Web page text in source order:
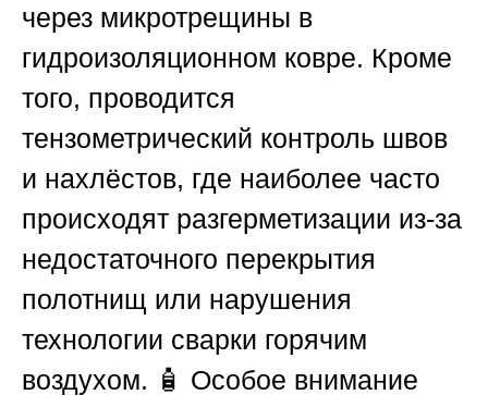
через микротрещины в
гидроизоляционном ковре. Кроме
того, проводится
тензометрический контроль швов
и нахлёстов, где наиболее часто
происходят разгерметизации из-за
недостаточного перекрытия
полотнищ или нарушения
технологии сварки горячим
воздухом. 🧴 Особое внимание